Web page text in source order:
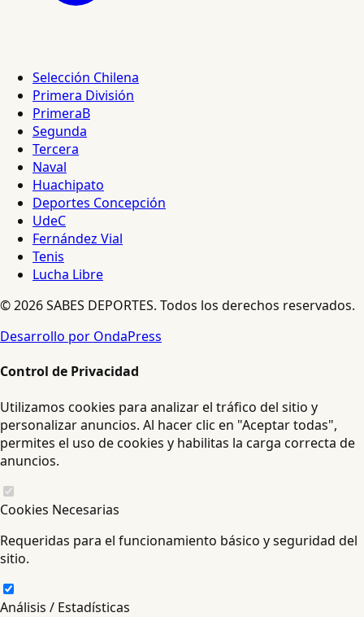
Selección Chilena
Primera División
PrimeraB
Segunda
Tercera
Naval
Huachipato
Deportes Concepción
UdeC
Fernández Vial
Tenis
Lucha Libre
© 2026 SABES DEPORTES. Todos los derechos reservados.
Desarrollo por OndaPress
Control de Privacidad
Utilizamos cookies para analizar el tráfico del sitio y
personalizar anuncios. Al hacer clic en "Aceptar todas",
permites el uso de cookies y habilitas la carga correcta de
anuncios.
Cookies Necesarias
Requeridas para el funcionamiento básico y seguridad del
sitio.
Análisis / Estadísticas